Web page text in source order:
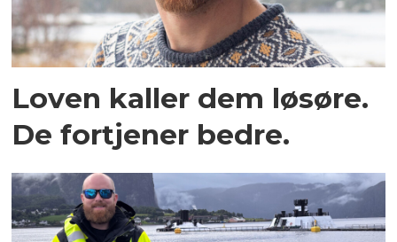
Loven kaller dem løsøre.
De fortjener bedre.